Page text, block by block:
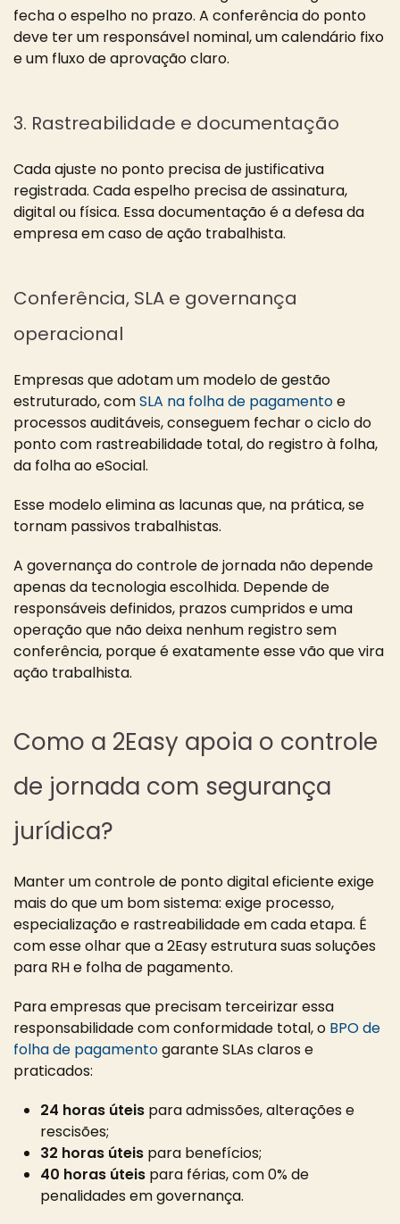
fecha o espelho no prazo. A conferência do ponto
deve ter um responsável nominal, um calendário fixo
e um fluxo de aprovação claro.
3. Rastreabilidade e documentação
Cada ajuste no ponto precisa de justificativa
registrada. Cada espelho precisa de assinatura,
digital ou física. Essa documentação é a defesa da
empresa em caso de ação trabalhista.
Conferência, SLA e governança
operacional
Empresas que adotam um modelo de gestão
estruturado, comSLA na folha de pagamentoe
processos auditáveis, conseguem fechar o ciclo do
ponto com rastreabilidade total, do registro à folha,
da folha ao eSocial.
Esse modelo elimina as lacunas que, na prática, se
tornam passivos trabalhistas.
A governança do controle de jornada não depende
apenas da tecnologia escolhida. Depende de
responsáveis definidos, prazos cumpridos e uma
operação que não deixa nenhum registro sem
conferência, porque é exatamente esse vão que vira
ação trabalhista.
Como a 2Easy apoia o controle
de jornada com segurança
jurídica?
Manter um controle de ponto digital eficiente exige
mais do que um bom sistema: exige processo,
especialização e rastreabilidade em cada etapa. É
com esse olhar que a 2Easy estrutura suas soluções
para RH e folha de pagamento.
Para empresas que precisam terceirizar essa
responsabilidade com conformidade total, o BPO de
folha de pagamentogarante SLAs claros e
praticados:
24 horas úteis para admissões, alterações e
rescisões;
32 horas úteis para benefícios;
40 horas úteis para férias, com 0% de
penalidades em governança.